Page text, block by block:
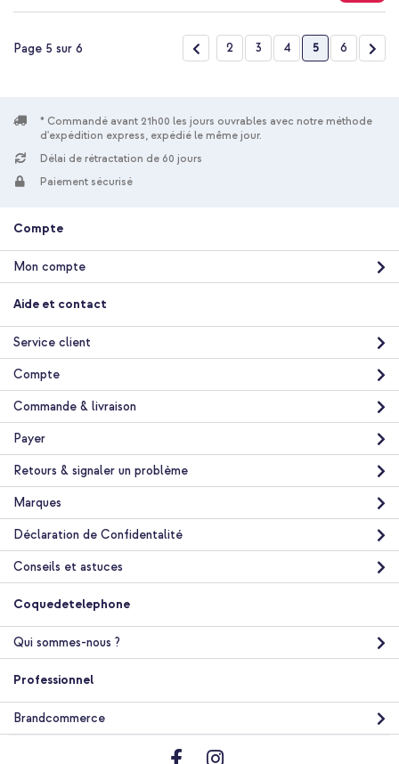
Page 5 sur 6 PagePage
Précédent
Page
2 Page
3 Page
4 Vous lisez
5 Page
6
* Commandé avant 21h00 les jours ouvrables avec notre méthode
d'expédition express, expédié le même jour.
Délai de rétractation de 60 jours
Paiement sécurisé
Compte
Mon compte
Aide et contact
Service client
Compte
Commande & livraison
Payer
Retours & signaler un problème
Marques
Déclaration de Confidentalité
Conseils et astuces
Coquedetelephone
Qui sommes-nous ?
Professionnel
Brandcommerce